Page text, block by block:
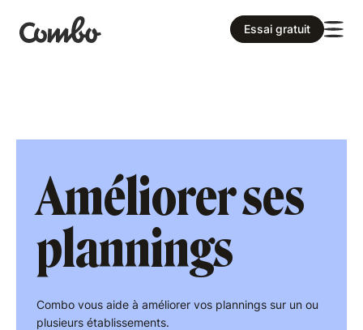
Essai gratuit
Améliorer ses
plannings
Combo vous aide à améliorer vos plannings sur un ou
plusieurs établissements.